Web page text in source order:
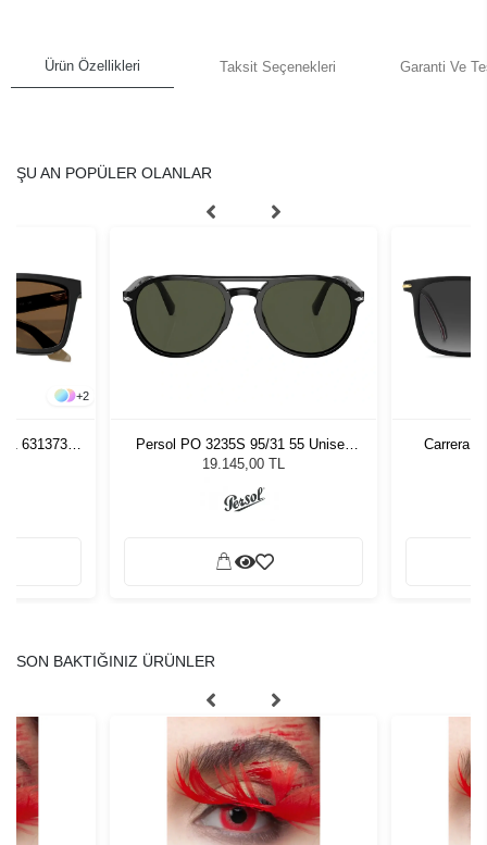
Ürün Özellikleri Taksit Seçenekleri Garanti Ve
ŞU AN POPÜLER OLANLAR
+2
631373
Persol PO 3235S 95/31 55 Unisex
Güneş Gözlüğü
19.145,00 TL
Carrera
SON BAKTIĞINIZ ÜRÜNLER